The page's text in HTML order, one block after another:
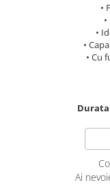
•
•
•
• Cu
Ai